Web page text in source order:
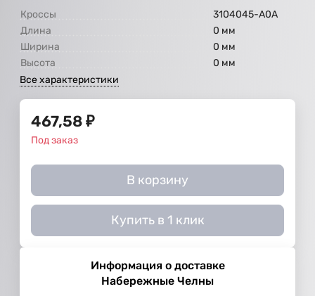
Кроссы
3104045-А0А
Длина
0 мм
Ширина
0 мм
Высота
0 мм
Все характеристики
467,58 ₽
Под заказ
В корзину
Купить в 1 клик
Информация о доставке
Набережные Челны